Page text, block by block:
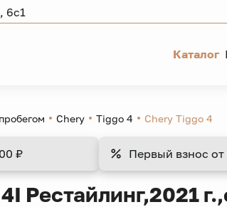
6с1
Каталог
Chery Tiggo 4 Chery Tiggo 4
₽ Первый взнос от
I Рестайлинг,2021 г.,